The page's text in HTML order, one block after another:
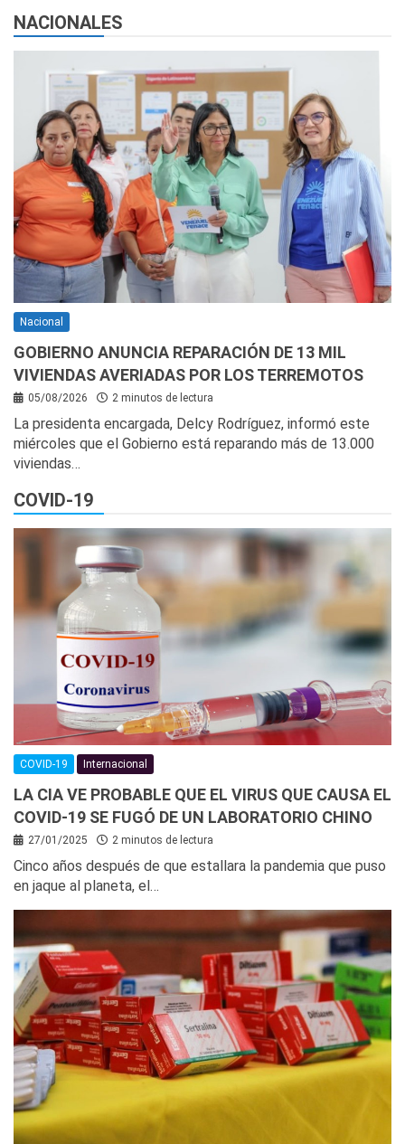
NACIONALES
Nacional
GOBIERNO ANUNCIA REPARACIÓN DE 13 MIL
VIVIENDAS AVERIADAS POR LOS TERREMOTOS
05/08/2026 2 minutos de lectura
La presidenta encargada, Delcy Rodríguez, informó este
miércoles que el Gobierno está reparando más de 13.000
viviendas…
COVID-19
COVID-19 Internacional
LA CIA VE PROBABLE QUE EL VIRUS QUE CAUSA EL
COVID-19 SE FUGÓ DE UN LABORATORIO CHINO
27/01/2025 2 minutos de lectura
Cinco años después de que estallara la pandemia que puso
en jaque al planeta, el…